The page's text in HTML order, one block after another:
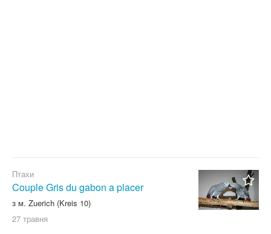
Птахи
Couple Gris du gabon a placer
з м. Zuerich (Kreis 10)
27 травня